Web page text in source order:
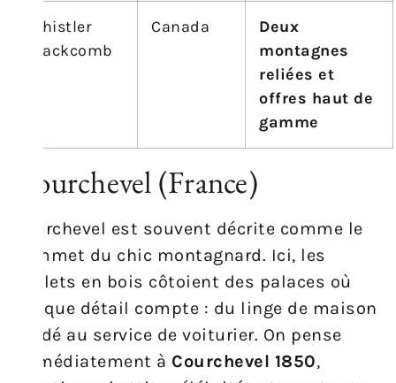
Whistler
Blackcomb
Canada
Deux
montagnes
reliées et
offres haut de
gamme
Courchevel (France)
Courchevel est souvent décrite comme le
sommet du chic montagnard. Ici, les
chalets en bois côtoient des palaces où
chaque détail compte : du linge de maison
brodé au service de voiturier. On pense
immédiatement à Courchevel 1850,